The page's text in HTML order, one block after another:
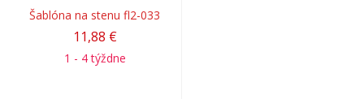
Šablóna na stenu fl2-033
11,88 €
1 - 4 týždne